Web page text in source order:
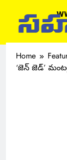
Home
‘జెన్ జెడ్’